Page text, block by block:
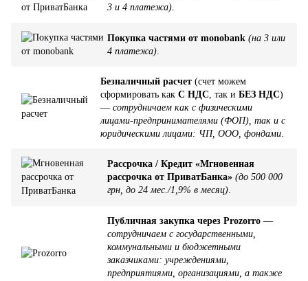
3 и 4 платежа)
Покупка частями от monobank (на 3 или
4 платежа)
Безналичный расчет (счет можем
сформировать как С НДС , так и БЕЗ НДС)
— сотрудничаем как с физическими
лицами-предпринимателями (ФОП), так и с
юридическими лицами: ЧП, ООО, фондами
Рассрочка / Кредит «Мгновенная
рассрочка от ПриватБанка» (до 500 000
грн, до 24 мес./1,9% в месяц).
Публичная закупка через Prozorro —
сотрудничаем с государственными,
коммунальными и бюджетными
заказчиками: учреждениями,
предприятиями, организациями, а также